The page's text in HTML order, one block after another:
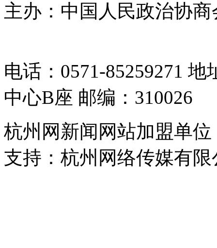
主办：中国人民政治协
电话：0571-85259271
中心B座 邮编：310026
杭州网新闻网站加盟单
支持：杭州网络传媒有限